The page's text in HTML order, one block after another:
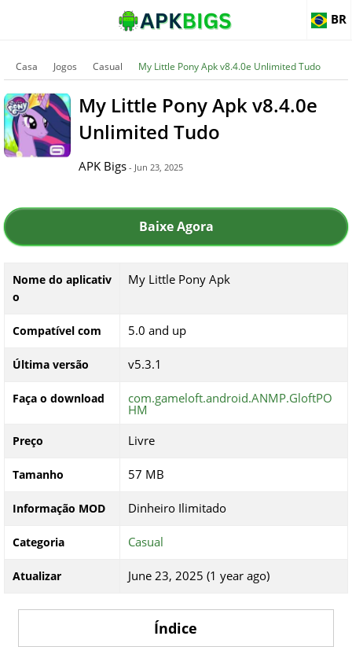
BR
Casa Jogos Casual My Little Pony Apk v8.4.0e Unlimited Tudo
My Little Pony Apk v8.4.0e
Unlimited Tudo
APK Bigs - Jun 23, 2025
Baixe Agora
Nome do aplicativ
o
My Little Pony Apk
Compatível com 5.0 and up
Última versão v5.3.1
Faça o download com.gameloft.android.ANMP.GloftPO
HM
Preço Livre
Tamanho 57 MB
Informação MOD Dinheiro Ilimitado
Categoria Casual
Atualizar June 23, 2025 (1 year ago)
Índice